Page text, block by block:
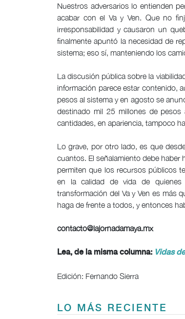
Nuestros adversarios lo entienden
acabar con el Va y Ven. Que no
irresponsabilidad y causaron un
finalmente apuntó la necesidad de
sistema; eso sí, manteniendo los
La discusión pública sobre la
información parece estar contenido,
pesos al sistema y en agosto se
destinado mil 25 millones de
cantidades, en apariencia, tampoco
Lo grave, por otro lado, es que
cuantos. El señalamiento debe
permiten que los recursos públicos
en la calidad de vida de quienes
transformación del Va y Ven es más
haga de frente a todos, y entonces
contacto@lajornadamaya.mx
Lea, de la misma columna: Vidas
Edición: Fernando Sierra
LO MÁS RECIENTE